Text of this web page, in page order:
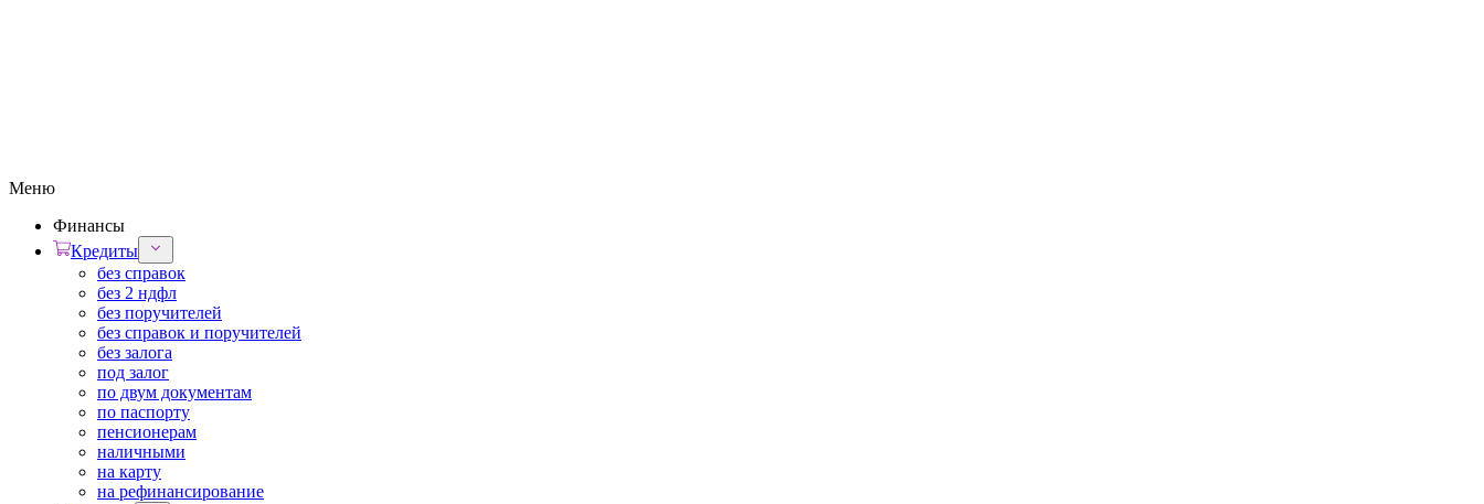
Меню
Финансы
Кредиты
без справок
без 2 ндфл
без поручителей
без справок и поручителей
без залога
под залог
по двум документам
по паспорту
пенсионерам
наличными
на карту
на рефинансирование